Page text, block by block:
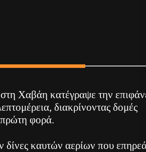
Χαβάη κατέγραψε την
διακρίνοντας δομές
πρώτη φορά.
δίνες καυτών αερίων που